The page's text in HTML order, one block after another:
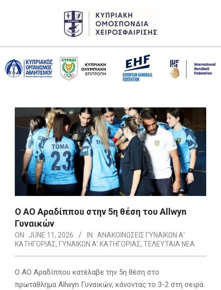
CHF
Navigation
O AO Aραδίππου στην 5η θέση του Allwyn
Γυναικών
ON: JUNE 11, 2026 IN: ΑΝΑΚΟΙΝΩΣΕΙΣ ΓΥΝΑΙΚΩΝ Α’
ΚΑΤΗΓΟΡΙΑΣ, ΓΥΝΑΙΚΩΝ Α’ ΚΑΤΗΓΟΡΙΑΣ, ΤΕΛΕΥΤΑΙΑ ΝΕΑ
Ο ΑΟ Αραδίππου κατέλαβε την 5η θέση στο
πρωτάθλημα Allwyn Γυναικών, κάνοντας το 3-2 στη σειρά